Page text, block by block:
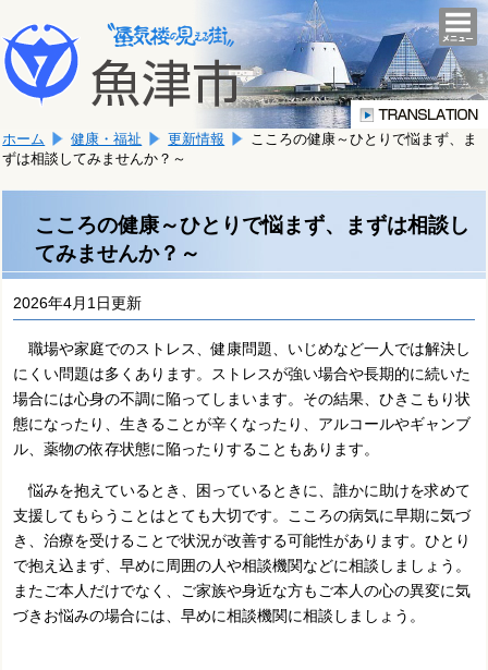
文
へ
移
ま
す。
こ
か
文
で
す。
ホーム 健康・福祉 更新情報
こころの健康～ひとりで悩まず、ま
ずは相談してみませんか？～
こころの健康～ひとりで悩まず、まずは相談し
てみませんか？～
2026年4月1日更新
職場や家庭でのストレス、健康問題、いじめなど一人では解決し
にくい問題は多くあります。ストレスが強い場合や長期的に続いた
場合には心身の不調に陥ってしまいます。その結果、ひきこもり状
態になったり、生きることが辛くなったり、アルコールやギャンブ
ル、薬物の依存状態に陥ったりすることもあります。
悩みを抱えているとき、困っているときに、誰かに助けを求めて
支援してもらうことはとても大切です。こころの病気に早期に気づ
き、治療を受けることで状況が改善する可能性があります。ひとり
で抱え込まず、早めに周囲の人や相談機関などに相談しましょう。
またご本人だけでなく、ご家族や身近な方もご本人の心の異変に気
づきお悩みの場合には、早めに相談機関に相談しましょう。